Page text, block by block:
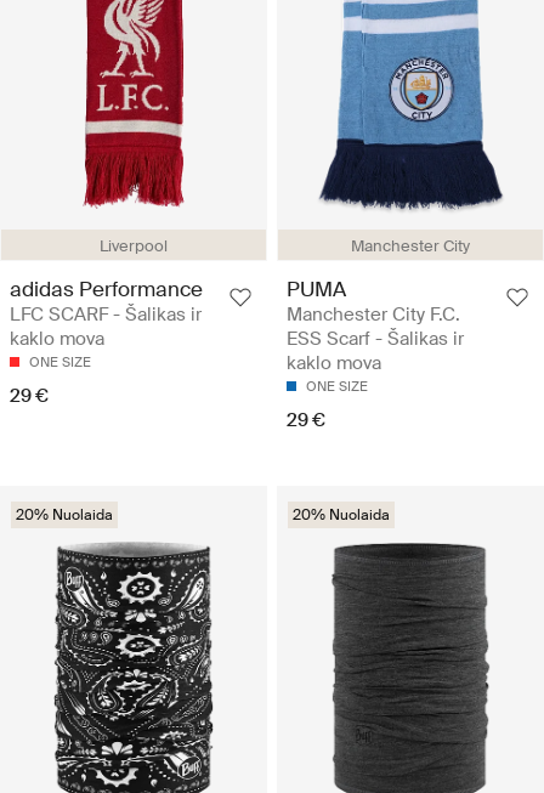
Liverpool
adidas Performance
LFC SCARF - Šalikas ir
kaklo mova
ONE SIZE
29 €
Manchester City
PUMA
Manchester City F.C.
ESS Scarf - Šalikas ir
kaklo mova
ONE SIZE
29 €
20% Nuolaida 20% Nuolaida